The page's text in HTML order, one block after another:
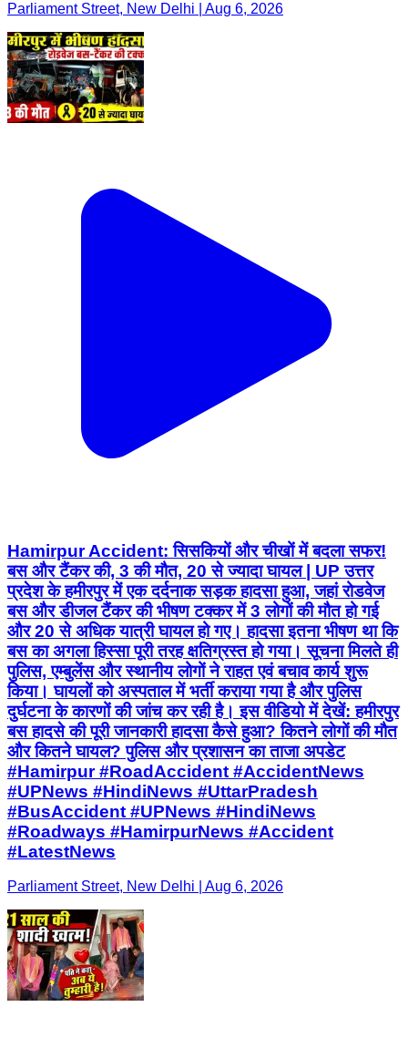
Parliament Street, New Delhi | Aug 6, 2026
Hamirpur Accident: सिसकियों और चीखों में बदला सफर!
बस और टैंकर की, 3 की मौत, 20 से ज्यादा घायल | UP उत्तर
प्रदेश के हमीरपुर में एक दर्दनाक सड़क हादसा हुआ, जहां रोडवेज
बस और डीजल टैंकर की भीषण टक्कर में 3 लोगों की मौत हो गई
और 20 से अधिक यात्री घायल हो गए। हादसा इतना भीषण था कि
बस का अगला हिस्सा पूरी तरह क्षतिग्रस्त हो गया। सूचना मिलते ही
पुलिस, एम्बुलेंस और स्थानीय लोगों ने राहत एवं बचाव कार्य शुरू
किया। घायलों को अस्पताल में भर्ती कराया गया है और पुलिस
दुर्घटना के कारणों की जांच कर रही है। इस वीडियो में देखें: हमीरपुर
बस हादसे की पूरी जानकारी हादसा कैसे हुआ? कितने लोगों की मौत
और कितने घायल? पुलिस और प्रशासन का ताजा अपडेट
#Hamirpur #RoadAccident #AccidentNews
#UPNews #HindiNews #UttarPradesh
#BusAccident #UPNews #HindiNews
#Roadways #HamirpurNews #Accident
#LatestNews
Parliament Street, New Delhi | Aug 6, 2026